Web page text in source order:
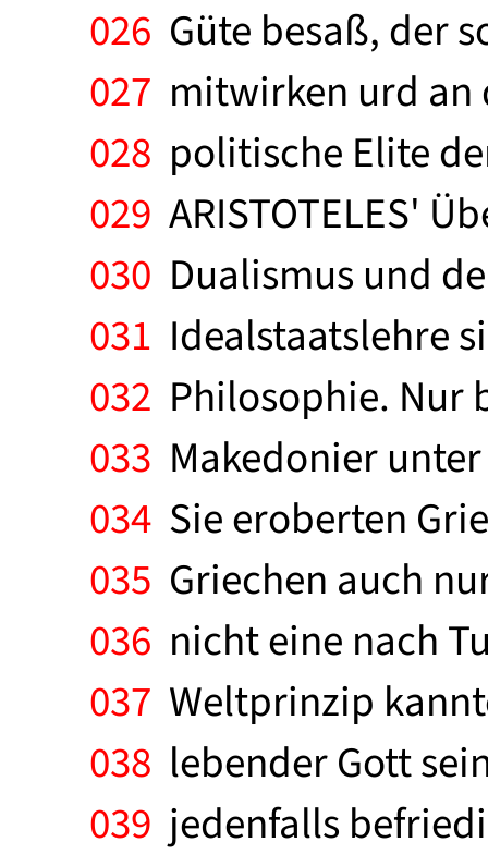
026 Güte besaß, der
027 mitwirken urd an
028 politische Elite
029 ARISTOTELES'
030 Dualismus und
031 Idealstaatslehre
032 Philosophie. Nur
033 Makedonier
034 Sie eroberten
035 Griechen auch
036 nicht eine nach
037 Weltprinzip
038 lebender Gott
039 jedenfalls